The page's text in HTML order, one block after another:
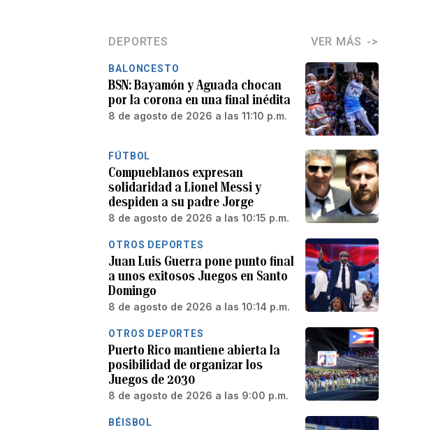
DEPORTES VER MÁS
BALONCESTO
BSN: Bayamón y Aguada chocan
por la corona en una final inédita
8 de agosto de 2026 a las 11:10 p.m.
FÚTBOL
Compueblanos expresan
solidaridad a Lionel Messi y
despiden a su padre Jorge
8 de agosto de 2026 a las 10:15 p.m.
OTROS DEPORTES
Juan Luis Guerra pone punto final
a unos exitosos Juegos en Santo
Domingo
8 de agosto de 2026 a las 10:14 p.m.
OTROS DEPORTES
Puerto Rico mantiene abierta la
posibilidad de organizar los
Juegos de 2030
8 de agosto de 2026 a las 9:00 p.m.
BÉISBOL